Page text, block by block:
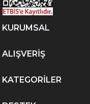
KURUMSAL
ALIŞVERİŞ
KATEGORİLER